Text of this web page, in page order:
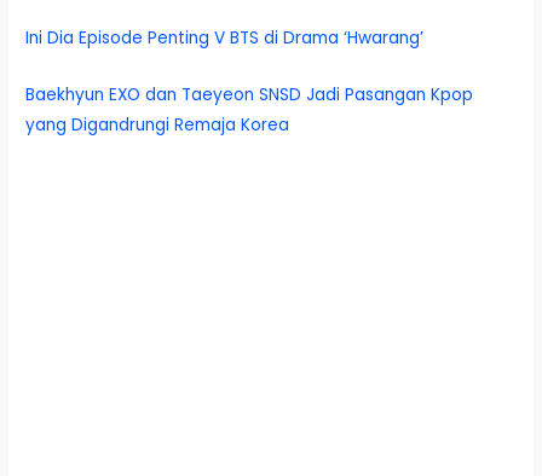
Ini Dia Episode Penting V BTS di Drama ‘Hwarang’
Baekhyun EXO dan Taeyeon SNSD Jadi Pasangan Kpop
yang Digandrungi Remaja Korea